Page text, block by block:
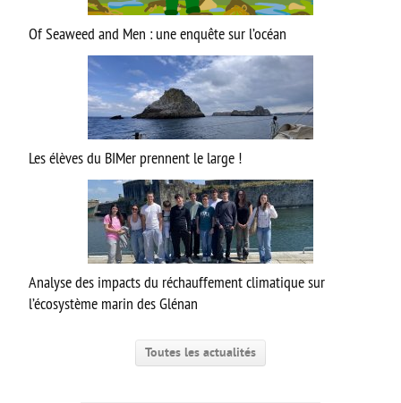
PCSI/PSI-PC
PTSI/PT
VEILLE PÉDAGOGIQUE
COOPÉRATIVE PÉDAGOGIQUE NUMÉRIQUE
Of Seaweed and Men : une enquête sur l’océan
Les élèves du BIMer prennent le large !
Analyse des impacts du réchauffement climatique sur
l’écosystème marin des Glénan
Toutes les actualités